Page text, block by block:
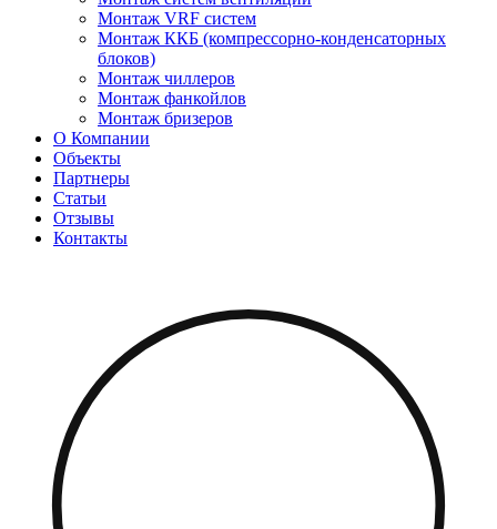
Монтаж VRF систем
Монтаж ККБ (компрессорно-конденсаторных
блоков)
Монтаж чиллеров
Монтаж фанкойлов
Монтаж бризеров
О Компании
Объекты
Партнеры
Статьи
Отзывы
Контакты